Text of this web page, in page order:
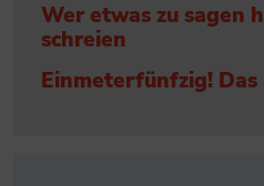
Wer etwas zu sagen
schreien
Einmeterfünfzig!